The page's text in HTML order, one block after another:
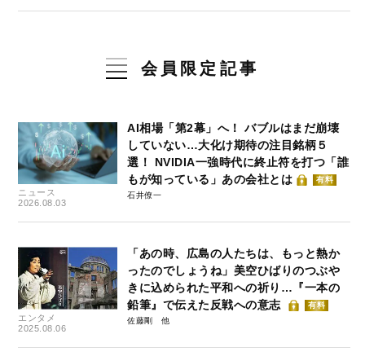
会員限定記事
ニュース
2026.08.03
AI相場「第2幕」へ！ バブルはまだ崩壊
していない…大化け期待の注目銘柄５
選！ NVIDIA一強時代に終止符を打つ「誰
もが知っている」あの会社とは
有料
石井僚一
エンタメ
2025.08.06
「あの時、広島の人たちは、もっと熱か
ったのでしょうね」美空ひばりのつぶや
きに込められた平和への祈り…『一本の
鉛筆』で伝えた反戦への意志
有料
佐藤剛